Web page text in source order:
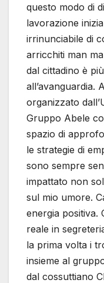
questo modo di
lavorazione
irrinunciabile di
arricchiti man
dal cittadino è
all’avanguardia.
organizzato
Gruppo Abele
spazio di
le strategie di
sono sempre
impattato non
sul mio umore.
energia positiva.
reale in
la prima volta i
insieme al
dal cossuttiano